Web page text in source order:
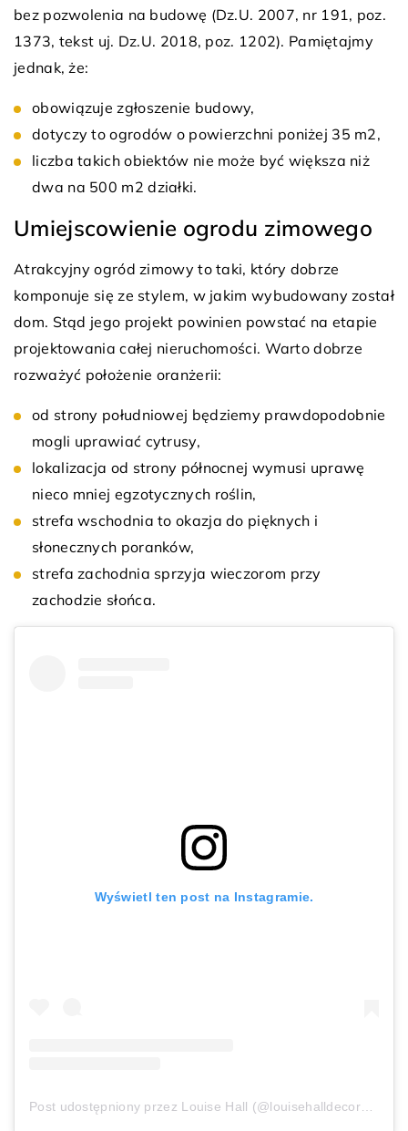
bez pozwolenia na budowę (Dz.U. 2007, nr 191, poz.
1373, tekst uj. Dz.U. 2018, poz. 1202). Pamiętajmy
jednak, że:
obowiązuje zgłoszenie budowy,
dotyczy to ogrodów o powierzchni poniżej 35 m2,
liczba takich obiektów nie może być większa niż
dwa na 500 m2 działki.
Umiejscowienie ogrodu zimowego
Atrakcyjny ogród zimowy to taki, który dobrze
komponuje się ze stylem, w jakim wybudowany został
dom. Stąd jego projekt powinien powstać na etapie
projektowania całej nieruchomości. Warto dobrze
rozważyć położenie oranżerii:
od strony południowej będziemy prawdopodobnie
mogli uprawiać cytrusy,
lokalizacja od strony północnej wymusi uprawę
nieco mniej egzotycznych roślin,
strefa wschodnia to okazja do pięknych i
słonecznych poranków,
strefa zachodnia sprzyja wieczorom przy
zachodzie słońca.
Wyświetl ten post na Instagramie.
Post udostępniony przez Louise Hall (@louisehalldecorative)